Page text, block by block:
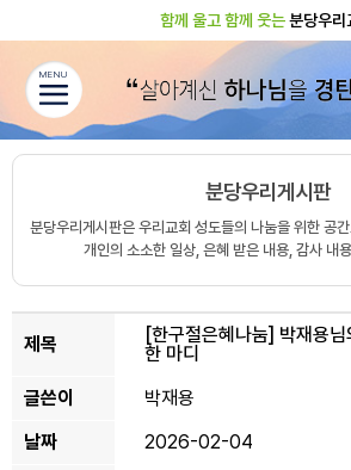
함께 울고 함께 웃는분당우리
MENU
분당우리게시판
분당우리게시판은 우리교회 성도들의 나눔을 위한 공
개인의 소소한 일상, 은혜 받은 내용, 감사 내
제목 [한구절은혜나눔] 박재용
한 마디
글쓴이
박재용
날짜
2026-02-04